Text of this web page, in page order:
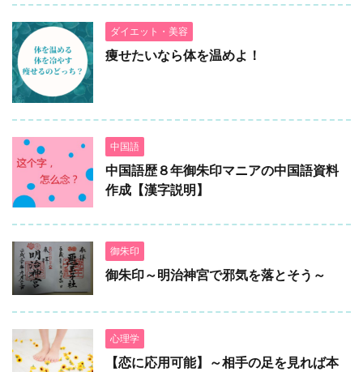
ダイエット・美容
痩せたいなら体を温めよ！
中国語
中国語歴８年御朱印マニアの中国語資料
作成【漢字説明】
御朱印
御朱印～明治神宮で邪気を落とそう～
心理学
【恋に応用可能】～相手の足を見れば本